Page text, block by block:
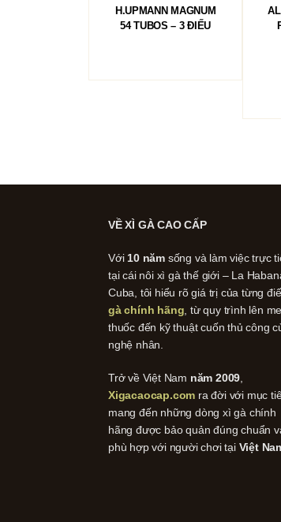
H.UPMANN MAGNUM
54 TUBOS – 3 ĐIẾU
VỀ XÌ GÀ CAO CẤP
Với 10 năm sống và làm việc trực
tại cái nôi xì gà thế giới – La
Cuba, tôi hiểu rõ giá trị của từng
gà chính hãng , từ quy trình lên
thuốc đến kỹ thuật cuốn thủ công
nghệ nhân.
Trở về Việt Nam năm 2009
Xigacaocap.com ra đời với mục
mang đến những dòng xì gà chính
hãng được bảo quản đúng chuẩn
phù hợp với người chơi tại Việt